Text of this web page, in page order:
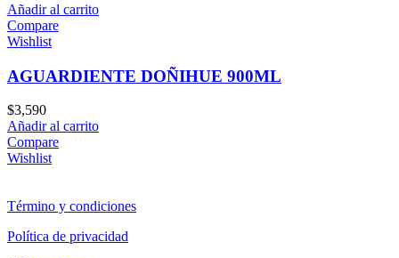
Añadir al carrito
Compare
Wishlist
AGUARDIENTE DOÑIHUE 900ML
$3,590
Añadir al carrito
Compare
Wishlist
Término y condiciones
Política de privacidad